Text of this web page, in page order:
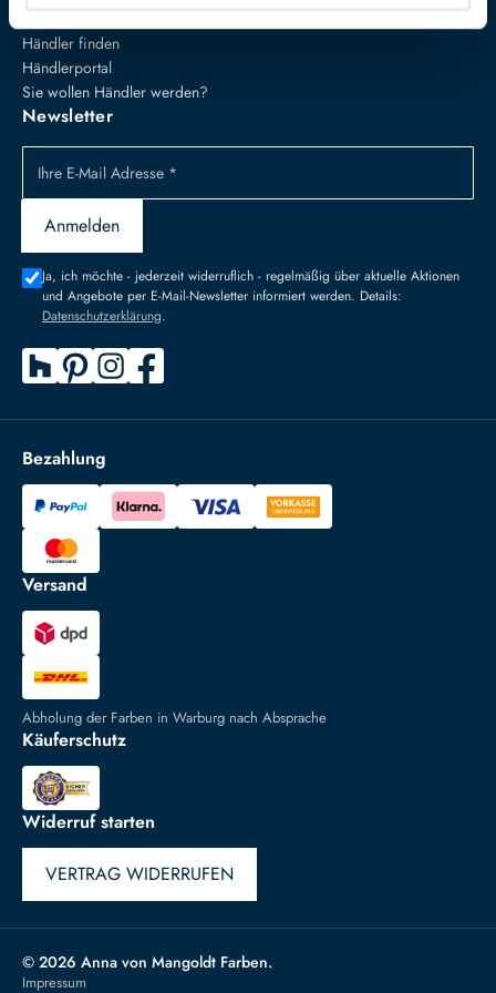
Händler finden
Händlerportal
Sie wollen Händler werden?
Newsletter
Ihre E-Mail Adresse *
Anmelden
Ja, ich möchte - jederzeit widerruflich - regelmäßig über aktuelle Aktionen
und Angebote per E-Mail-Newsletter informiert werden. Details:
Datenschutzerklärung.
Bezahlung
Versand
Abholung der Farben in Warburg nach Absprache
Käuferschutz
Widerruf starten
VERTRAG WIDERRUFEN
© 2026 Anna von Mangoldt Farben.
Impressum